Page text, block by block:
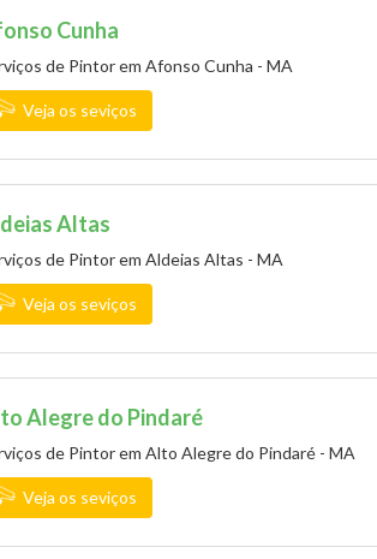
Cunha
de Pintor em Afonso Cunha - MA
Veja os seviços
Altas
de Pintor em Aldeias Altas - MA
Veja os seviços
Alegre do Pindaré
de Pintor em Alto Alegre do Pindaré - MA
Veja os seviços